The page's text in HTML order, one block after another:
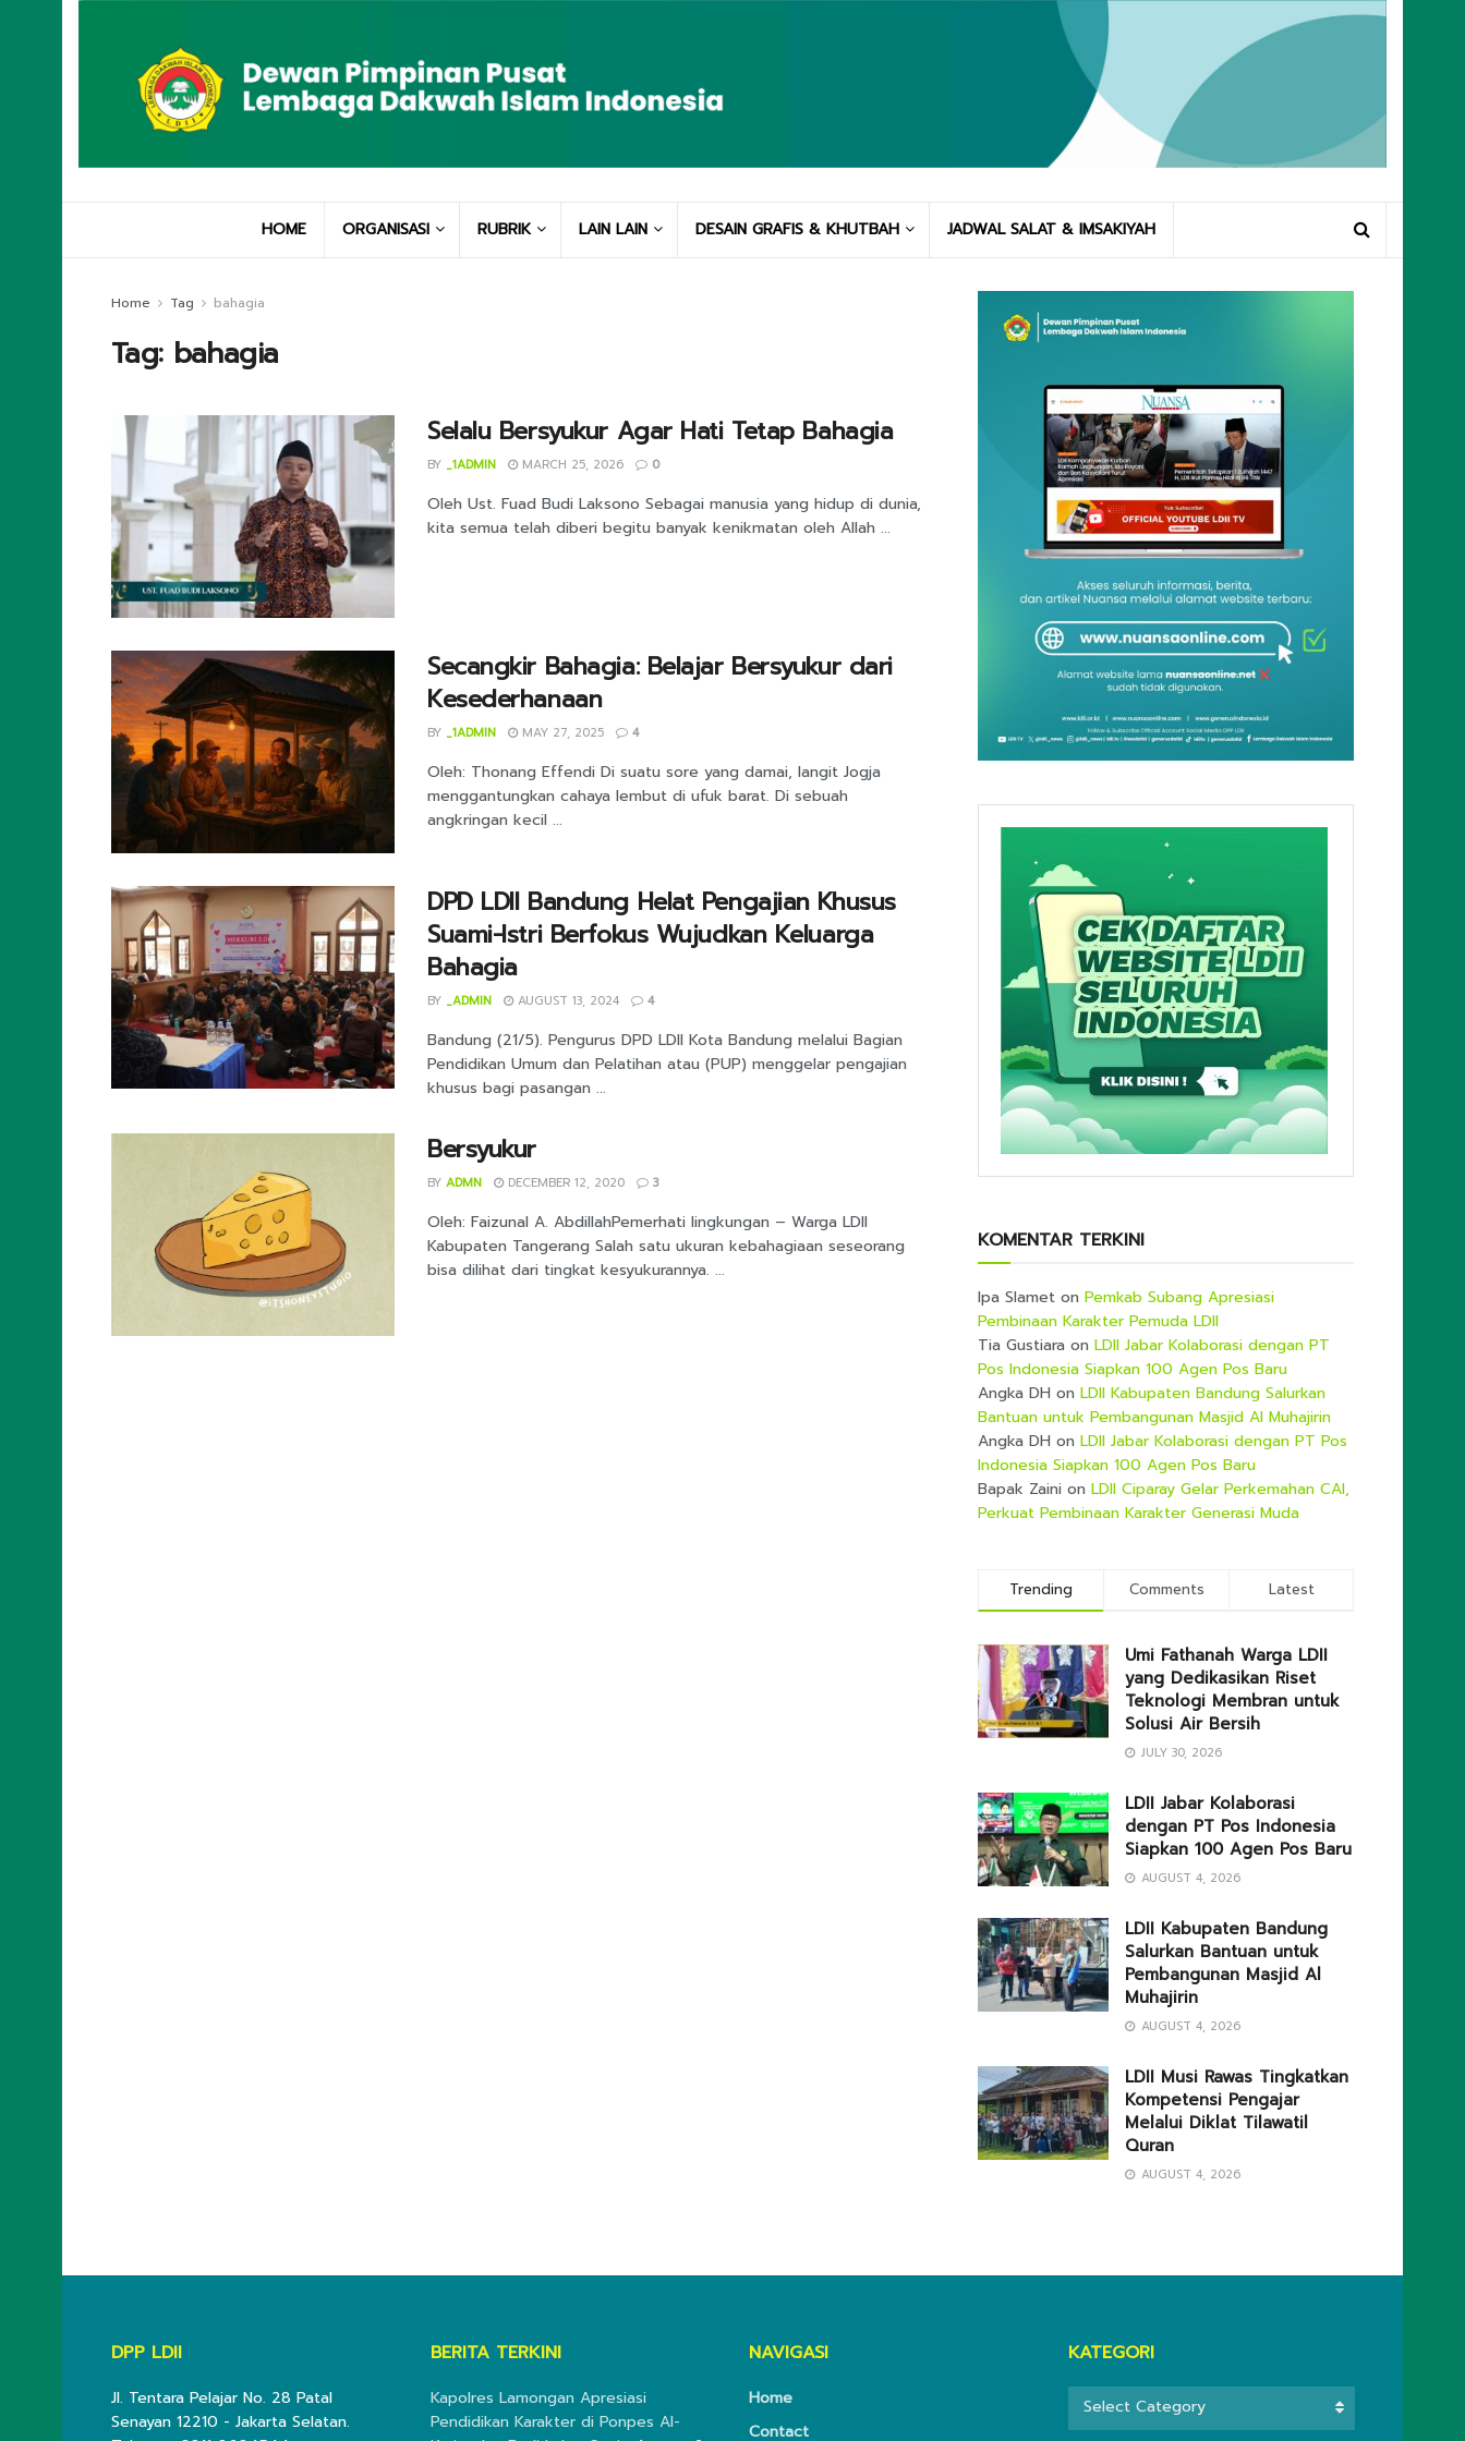
HOME ORGANISASI RUBRIK LAIN LAIN DESAIN GRAFIS & KHUTBAH JADWAL SALAT & IMSAKIYAH
Home Tag bahagia
Tag: bahagia
Selalu Bersyukur Agar Hati Tetap Bahagia
BY _1ADMIN MARCH 25, 2026 0
Oleh Ust. Fuad Budi Laksono Sebagai manusia yang hidup di dunia,
kita semua telah diberi begitu banyak kenikmatan oleh Allah ...
Secangkir Bahagia: Belajar Bersyukur dari
Kesederhanaan
BY _1ADMIN MAY 27, 2025 4
Oleh: Thonang Effendi Di suatu sore yang damai, langit Jogja
menggantungkan cahaya lembut di ufuk barat. Di sebuah
angkringan kecil ...
DPD LDII Bandung Helat Pengajian Khusus
Suami-Istri Berfokus Wujudkan Keluarga
Bahagia
BY _ADMIN AUGUST 13, 2024 4
Bandung (21/5). Pengurus DPD LDII Kota Bandung melalui Bagian
Pendidikan Umum dan Pelatihan atau (PUP) menggelar pengajian
khusus bagi pasangan ...
Bersyukur
BY ADMN DECEMBER 12, 2020 3
Oleh: Faizunal A. AbdillahPemerhati lingkungan – Warga LDII
Kabupaten Tangerang Salah satu ukuran kebahagiaan seseorang
bisa dilihat dari tingkat kesyukurannya. ...
KOMENTAR TERKINI
Ipa Slamet on Pemkab Subang Apresiasi
Pembinaan Karakter Pemuda LDII
Tia Gustiara on LDII Jabar Kolaborasi dengan PT
Pos Indonesia Siapkan 100 Agen Pos Baru
Angka DH on LDII Kabupaten Bandung Salurkan
Bantuan untuk Pembangunan Masjid Al Muhajirin
Angka DH on LDII Jabar Kolaborasi dengan PT Pos
Indonesia Siapkan 100 Agen Pos Baru
Bapak Zaini on LDII Ciparay Gelar Perkemahan CAI,
Perkuat Pembinaan Karakter Generasi Muda
Trending Comments Latest
Umi Fathanah Warga LDII
yang Dedikasikan Riset
Teknologi Membran untuk
Solusi Air Bersih
JULY 30, 2026
LDII Jabar Kolaborasi
dengan PT Pos Indonesia
Siapkan 100 Agen Pos Baru
AUGUST 4, 2026
LDII Kabupaten Bandung
Salurkan Bantuan untuk
Pembangunan Masjid Al
Muhajirin
AUGUST 4, 2026
LDII Musi Rawas Tingkatkan
Kompetensi Pengajar
Melalui Diklat Tilawatil
Quran
AUGUST 4, 2026
DPP LDII
Jl. Tentara Pelajar No. 28 Patal
Senayan 12210 - Jakarta Selatan.
BERITA TERKINI
Kapolres Lamongan Apresiasi
Pendidikan Karakter di Ponpes Al-
NAVIGASI
Home
Contact
KATEGORI
KATEGORI
Select Category